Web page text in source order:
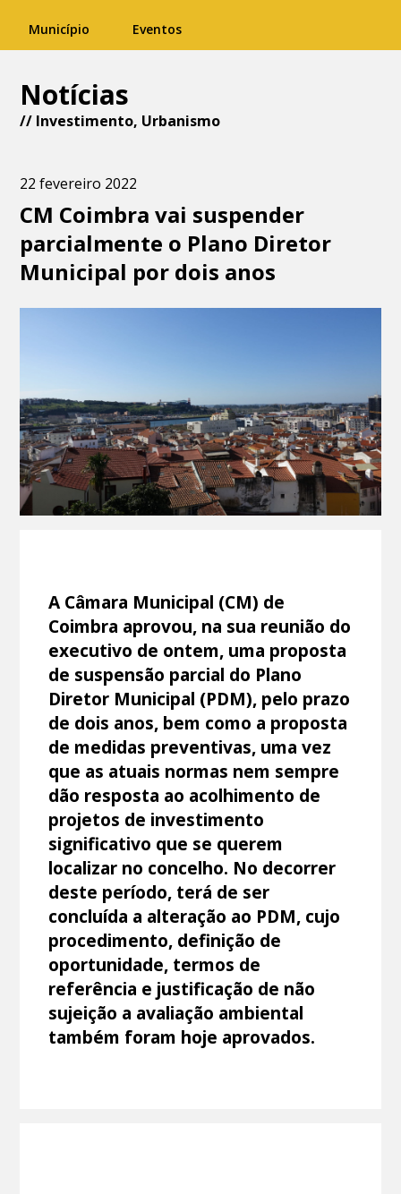
Município Eventos
Notícias
// Investimento, Urbanismo
22 fevereiro 2022
CM Coimbra vai suspender
parcialmente o Plano Diretor
Municipal por dois anos
A Câmara Municipal (CM) de
Coimbra aprovou, na sua reunião do
executivo de ontem, uma proposta
de suspensão parcial do Plano
Diretor Municipal (PDM), pelo prazo
de dois anos, bem como a proposta
de medidas preventivas, uma vez
que as atuais normas nem sempre
dão resposta ao acolhimento de
projetos de investimento
significativo que se querem
localizar no concelho. No decorrer
deste período, terá de ser
concluída a alteração ao PDM, cujo
procedimento, definição de
oportunidade, termos de
referência e justificação de não
sujeição a avaliação ambiental
também foram hoje aprovados.